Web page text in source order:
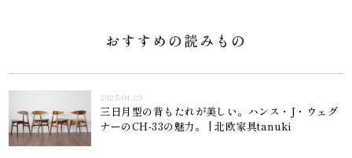
おすすめの読みもの
2025.04.29
三日月型の背もたれが美しい。ハンス・J・ウェグ
ナーのCH-33の魅力。 | 北欧家具tanuki